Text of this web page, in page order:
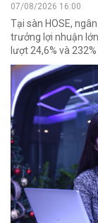
07/08/2026 16:00
Tại sàn HOSE,
trưởng lợi nhuận
lượt 24,6% và